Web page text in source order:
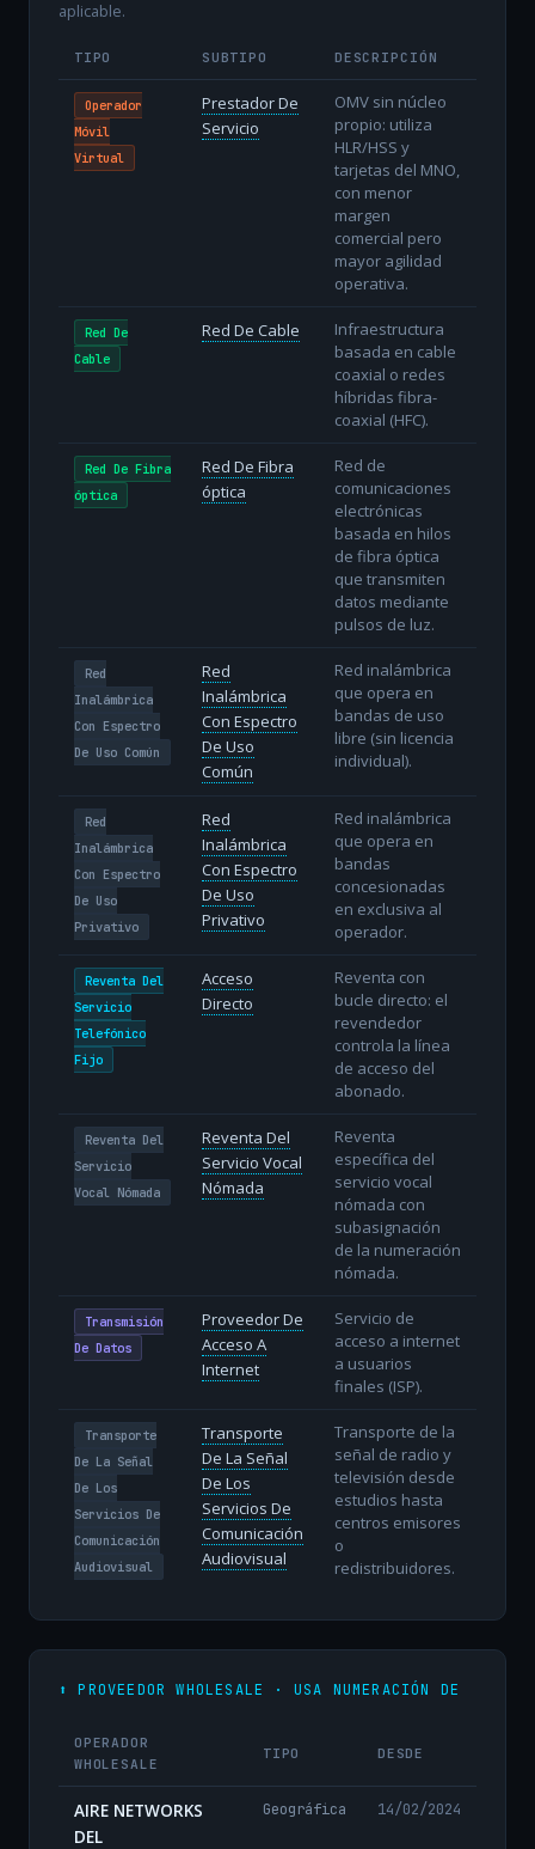
aplicable.
TIPO SUBTIPO DESCRIPCIÓN
Operador
Móvil
Virtual
Prestador De
Servicio
OMV sin núcleo
propio: utiliza
HLR/HSS y
tarjetas del MNO,
con menor
margen
comercial pero
mayor agilidad
operativa.
Red De
Cable
Red De Cable
Infraestructura
basada en cable
coaxial o redes
híbridas fibra-
coaxial (HFC).
Red De Fibra
óptica
Red De Fibra
óptica
Red de
comunicaciones
electrónicas
basada en hilos
de fibra óptica
que transmiten
datos mediante
pulsos de luz.
Red
Inalámbrica
Con Espectro
De Uso Común
Red
Inalámbrica
Con Espectro
De Uso
Común
Red inalámbrica
que opera en
bandas de uso
libre (sin licencia
individual).
Red
Inalámbrica
Con Espectro
De Uso
Privativo
Red
Inalámbrica
Con Espectro
De Uso
Privativo
Red inalámbrica
que opera en
bandas
concesionadas
en exclusiva al
operador.
Reventa Del
Servicio
Telefónico
Fijo
Acceso
Directo
Reventa con
bucle directo: el
revendedor
controla la línea
de acceso del
abonado.
Reventa Del
Servicio
Vocal Nómada
Reventa Del
Servicio Vocal
Nómada
Reventa
específica del
servicio vocal
nómada con
subasignación
de la numeración
nómada.
Transmisión
De Datos
Proveedor De
Acceso A
Internet
Servicio de
acceso a internet
a usuarios
finales (ISP).
Transporte
De La Señal
De Los
Servicios De
Comunicación
Audiovisual
Transporte
De La Señal
De Los
Servicios De
Comunicación
Audiovisual
Transporte de la
señal de radio y
televisión desde
estudios hasta
centros emisores
o
redistribuidores.
⬆️ PROVEEDOR WHOLESALE · USA NUMERACIÓN DE
OPERADOR
WHOLESALE
TIPO DESDE
AIRE NETWORKS
DEL
Geográfica 14/02/2024